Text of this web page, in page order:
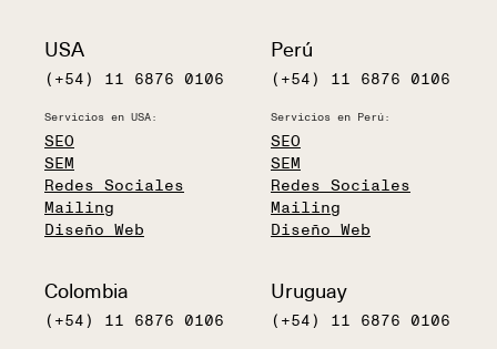
USA
(+54) 11 6876 0106
Servicios en USA:
SEO
SEM
Redes Sociales
Mailing
Diseño Web
Perú
(+54) 11 6876 0106
Servicios en Perú:
SEO
SEM
Redes Sociales
Mailing
Diseño Web
Colombia
(+54) 11 6876 0106
Uruguay
(+54) 11 6876 0106